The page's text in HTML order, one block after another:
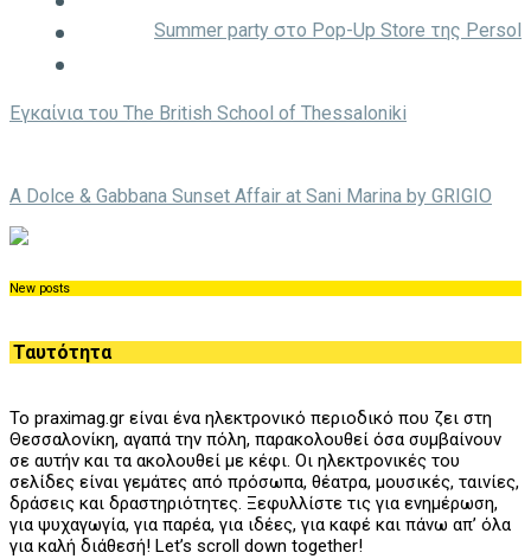
Summer party στο Pop-Up Store της Persol
Eγκαίνια του The British School of Thessaloniki
A Dolce & Gabbana Sunset Affair at Sani Marina by GRIGIO
New posts
Ταυτότητα
Το praximag.gr είναι ένα ηλεκτρονικό περιοδικό που ζει στη
Θεσσαλονίκη, αγαπά την πόλη, παρακολουθεί όσα συμβαίνουν
σε αυτήν και τα ακολουθεί με κέφι. Οι ηλεκτρονικές του
σελίδες είναι γεμάτες από πρόσωπα, θέατρα, μουσικές, ταινίες,
δράσεις και δραστηριότητες. Ξεφυλλίστε τις για ενημέρωση,
για ψυχαγωγία, για παρέα, για ιδέες, για καφέ και πάνω απ’ όλα
για καλή διάθεσή! Let’s scroll down together!